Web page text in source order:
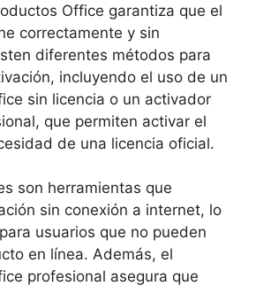
Office garantiza que el
correctamente y sin
diferentes métodos para
incluyendo el uso de un
sin licencia o un activador
que permiten activar el
de una licencia oficial.
son herramientas que
sin conexión a internet, lo
usuarios que no pueden
en línea. Además, el
profesional asegura que